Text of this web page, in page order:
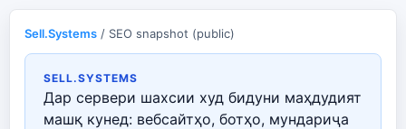
Sell.Systems / SEO snapshot (public)
SELL.SYSTEMS
Дар сервери шахсии худ бидуни маҳдудият
машқ кунед: вебсайтҳо, ботҳо, мундариҷа